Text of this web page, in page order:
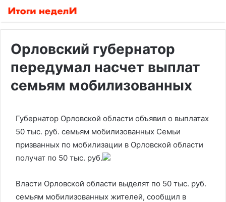
Орловский губернатор
передумал насчет выплат
семьям мобилизованных
Губернатор Орловской области объявил о выплатах
50 тыс. руб. семьям мобилизованных Семьи
призванных по мобилизации в Орловской области
получат по 50 тыс. руб.
Власти Орловской области выделят по 50 тыс. руб.
семьям мобилизованных жителей, сообщил в